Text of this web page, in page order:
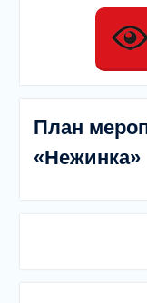
План
«Нежинка»